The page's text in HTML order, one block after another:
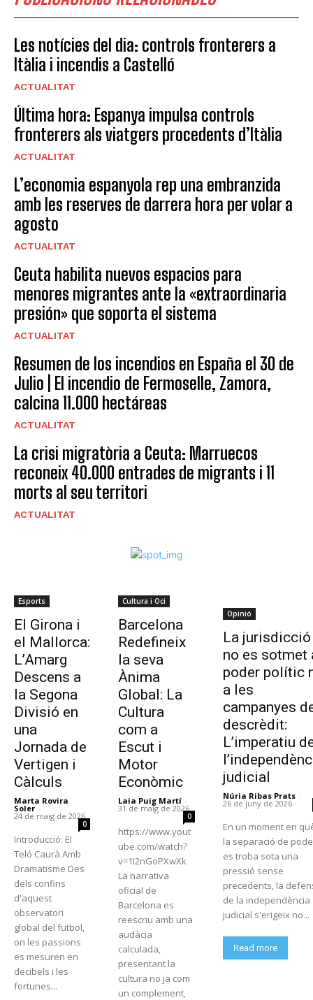
Les notícies del dia: controls fronterers a
Itàlia i incendis a Castelló
ACTUALITAT
Última hora: Espanya impulsa controls
fronterers als viatgers procedents d’Itàlia
ACTUALITAT
L’economia espanyola rep una embranzida
amb les reserves de darrera hora per volar a
agosto
ACTUALITAT
Ceuta habilita nuevos espacios para
menores migrantes ante la «extraordinaria
presión» que soporta el sistema
ACTUALITAT
Resumen de los incendios en España el 30 de
Julio | El incendio de Fermoselle, Zamora,
calcina 11.000 hectáreas
ACTUALITAT
La crisi migratòria a Ceuta: Marruecos
reconeix 40.000 entrades de migrants i 11
morts al seu territori
ACTUALITAT
Esports
El Girona i
el Mallorca:
L’Amarg
Descens a
la Segona
Divisió en
una
Jornada de
Vertigen i
Càlculs
Marta Rovira
Soler -
24 de maig de 2026
0
Introducció: El
Teló Caurà Amb
Dramatisme Des
dels confins
d'aquest
observatori
global del futbol,
on les passions
es mesuren en
decibels i les
fortunes...
Cultura i Oci
Barcelona
Redefineix
la seva
Ànima
Global: La
Cultura
com a
Escut i
Motor
Econòmic
Laia Puig Martí -
31 de maig de 2026
0
https://www.yout
ube.com/watch?
v=1I2nGoPXwXk
La narrativa
oficial de
Barcelona es
reescriu amb una
audàcia
calculada,
presentant la
cultura no ja com
un complement,
Opinió
La jurisdicció
no es sotmet
poder polític
a les
campanyes
descrèdit:
L’imperatiu
judicial
Núria Ribas Prats -
26 de juny de 2026
En un moment en
la separació de
es troba sota una
pressió sense
precedents, la
de la independència
judicial s'erigeix no...
Read more